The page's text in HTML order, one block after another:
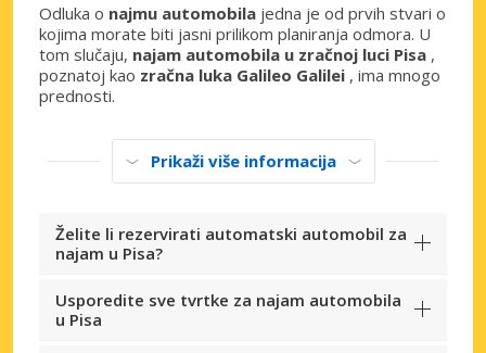
Odluka o najmu automobila jedna je od prvih stvari o
kojima morate biti jasni prilikom planiranja odmora. U
tom slučaju, najam automobila u zračnoj luci Pisa ,
poznatoj kao zračna luka Galileo Galilei , ima mnogo
prednosti.
Prikaži više informacija
Želite li rezervirati automatski automobil za
najam u Pisa?
Usporedite sve tvrtke za najam automobila
u Pisa